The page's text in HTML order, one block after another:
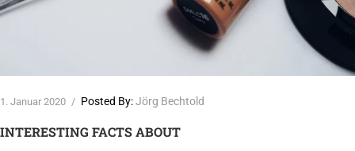
1. Januar 2020 / Posted By:Jörg Bechtold
INTERESTING FACTS ABOUT